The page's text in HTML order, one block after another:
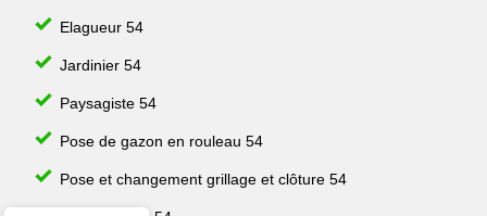
Elagueur 54
Jardinier 54
Paysagiste 54
Pose de gazon en rouleau 54
Pose et changement grillage et clôture 54